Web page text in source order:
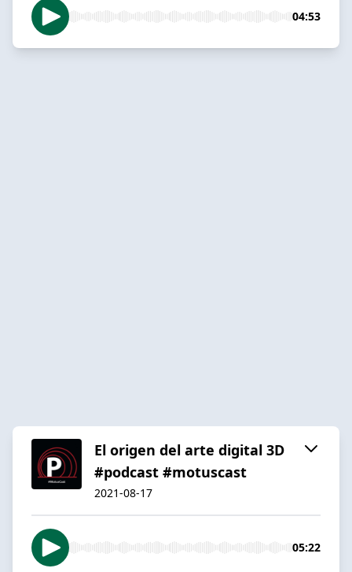
04:53
El origen del arte digital 3D
#podcast #motuscast
2021-08-17
05:22